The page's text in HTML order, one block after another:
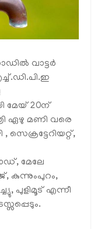
വാട്ട‍ർ
മേയ് 20ന്
ഏഴു മണി വരെ
സെക്രട്ടേറിയറ്റ്,
മേലേ
കുന്നുംപുറം,
പുളിമൂട് എന്നീ